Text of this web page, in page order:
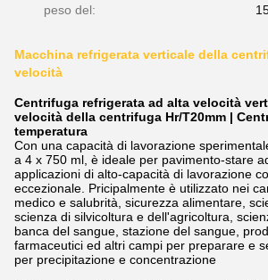
peso del:
Macchina refrigerata verticale della
velocità
Centrifuga refrigerata ad alta velocità
velocità della centrifuga Hr/T20mm |
temperatura
Con una capacità di lavorazione
a 4 x 750 ml, è ideale per pavimento-stare
applicazioni di alto-capacità di lavorazione
eccezionale. Pricipalmente è utilizzato nei
medico e salubrità, sicurezza alimentare,
scienza di silvicoltura e dell'agricoltura,
banca del sangue, stazione del sangue,
farmaceutici ed altri campi per preparare e
per precipitazione e concentrazione